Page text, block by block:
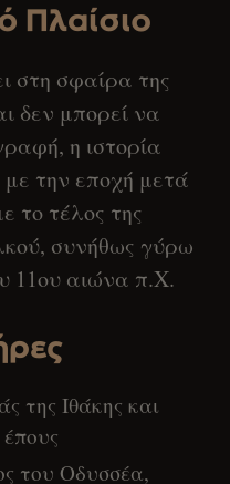
Πλαίσιο
στη σφαίρα της
δεν μπορεί να
η ιστορία
την εποχή μετά
το τέλος της
συνήθως γύρω
11ου αιώνα π.Χ.
της Ιθάκης και
του Οδυσσέα,